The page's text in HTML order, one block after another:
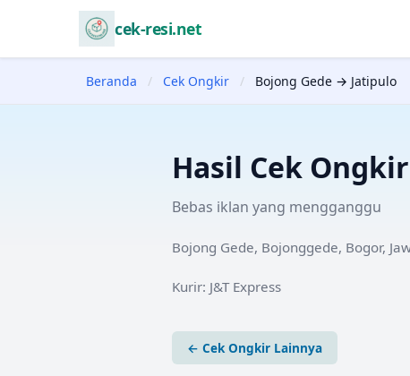
cek-resi.net
Beranda / Cek Ongkir / Bojong Gede → Jatipulo
Hasil Cek Ongkir
Bebas iklan yang mengganggu
Bojong Gede, Bojonggede, Bogor,
Kurir: J&T Express
← Cek Ongkir Lainnya